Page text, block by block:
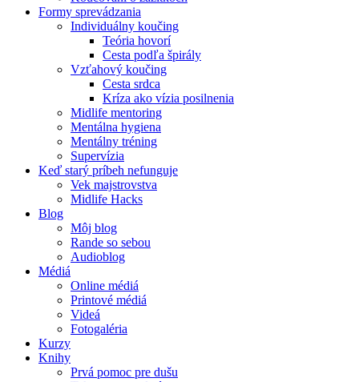
Formy sprevádzania
Individuálny koučing
Teória hovorí
Cesta podľa špirály
Vzťahový koučing
Cesta srdca
Kríza ako vízia posilnenia
Midlife mentoring
Mentálna hygiena
Mentálny tréning
Supervízia
Keď starý príbeh nefunguje
Vek majstrovstva
Midlife Hacks
Blog
Môj blog
Rande so sebou
Audioblog
Médiá
Online médiá
Printové médiá
Videá
Fotogaléria
Kurzy
Knihy
Prvá pomoc pre dušu